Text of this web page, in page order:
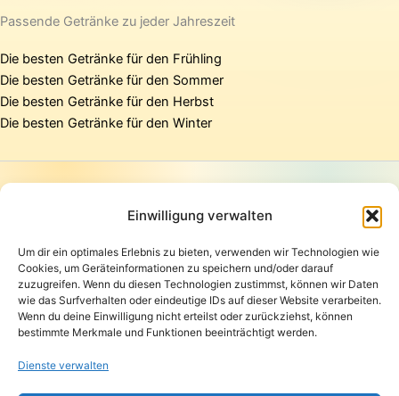
Einwilligung verwalten
Um dir ein optimales Erlebnis zu bieten, verwenden wir Technologien wie
Cookies, um Geräteinformationen zu speichern und/oder darauf
zuzugreifen. Wenn du diesen Technologien zustimmst, können wir Daten
wie das Surfverhalten oder eindeutige IDs auf dieser Website verarbeiten.
Wenn du deine Einwilligung nicht erteilst oder zurückziehst, können
bestimmte Merkmale und Funktionen beeinträchtigt werden.
Dienste verwalten
Passende Getränke zu jeder Jahreszeit
Die besten Getränke für den Frühling
Die besten Getränke für den Sommer
Die besten Getränke für den Herbst
Die besten Getränke für den Winter
Presse
Datenschutzerklärung
AGB
Widerrufsbelehrung
Versand und Lieferung
Zahlungsarten
Copyright © 2026 Pfandpirat | Präsentiert vonZimmermanns